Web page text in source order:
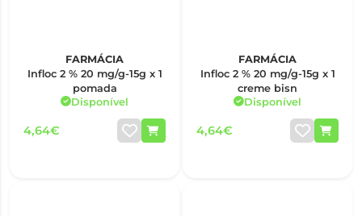
FARMÁCIA
Infloc 2 % 20 mg/g-15g x 1
pomada
Disponível
4,64€
FARMÁCIA
Infloc 2 % 20 mg/g-15g x 1
creme bisn
Disponível
4,64€